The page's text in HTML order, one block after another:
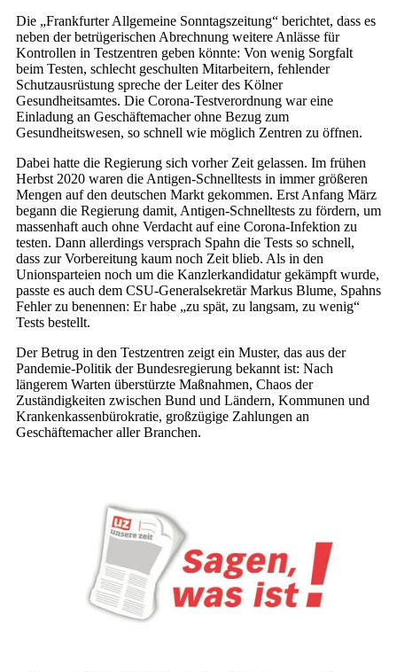
Die „Frankfurter Allgemeine Sonntagszeitung“ berichtet, dass es
neben der betrügerischen Abrechnung weitere Anlässe für
Kontrollen in Testzentren geben könnte: Von wenig Sorgfalt
beim Testen, schlecht geschulten Mitarbeitern, fehlender
Schutzausrüstung spreche der Leiter des Kölner
Gesundheitsamtes. Die Corona-Testverordnung war eine
Einladung an Geschäftemacher ohne Bezug zum
Gesundheitswesen, so schnell wie möglich Zentren zu öffnen.
Dabei hatte die Regierung sich vorher Zeit gelassen. Im frühen
Herbst 2020 waren die Antigen-Schnelltests in immer größeren
Mengen auf den deutschen Markt gekommen. Erst Anfang März
begann die Regierung damit, Antigen-Schnelltests zu fördern, um
massenhaft auch ohne Verdacht auf eine Corona-Infektion zu
testen. Dann allerdings versprach Spahn die Tests so schnell,
dass zur Vorbereitung kaum noch Zeit blieb. Als in den
Unionsparteien noch um die Kanzlerkandidatur gekämpft wurde,
passte es auch dem CSU-Generalsekretär Markus Blume, Spahns
Fehler zu benennen: Er habe „zu spät, zu langsam, zu wenig“
Tests bestellt.
Der Betrug in den Testzentren zeigt ein Muster, das aus der
Pandemie-Politik der Bundesregierung bekannt ist: Nach
längerem Warten überstürzte Maßnahmen, Chaos der
Zuständigkeiten zwischen Bund und Ländern, Kommunen und
Krankenkassenbürokratie, großzügige Zahlungen an
Geschäftemacher aller Branchen.